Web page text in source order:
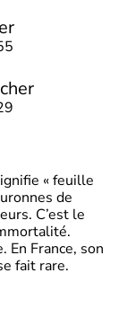
« feuille
de
C’est le
En France, son
fait rare.